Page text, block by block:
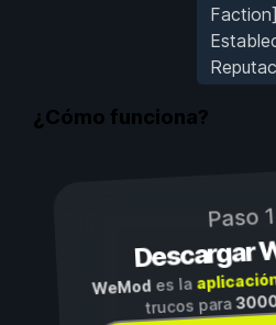
Faction]
¿Cómo funciona?
Paso 1
Descargar
WeMod es la
trucos para